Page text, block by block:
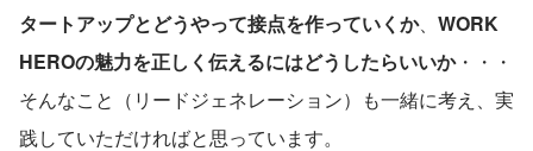
タートアップとどうやって接点を作っていくか、 WORK
HEROの魅力を正しく伝えるにはどうしたらいいか・・・
そんなこと（リードジェネレーション）も一緒に考え、実
践していただければと思っています。